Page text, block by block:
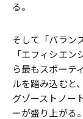
る。
そして「バラン
「エフィシエ
ら最もスポーテ
ルを踏み込むと
グゾーストノー
ーが盛り上がる